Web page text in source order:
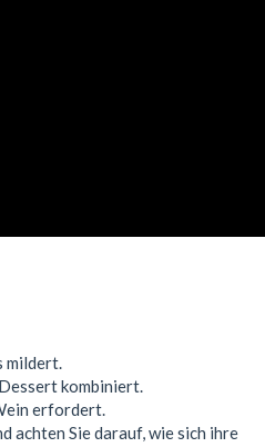
mildert.
kombiniert.
erfordert.
achten Sie darauf, wie sich ihre